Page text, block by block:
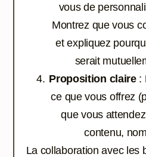
vous de
Montrez que vous
et expliquez
serait
Proposition claire:
ce que vous offrez
que vous
contenu,
La collaboration avec les